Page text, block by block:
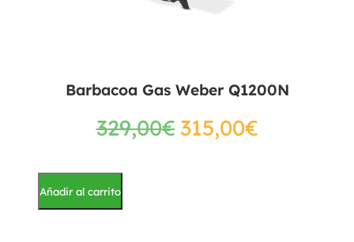
Barbacoa Gas Weber Q1200N
329,00€315,00€
Añadir al carrito